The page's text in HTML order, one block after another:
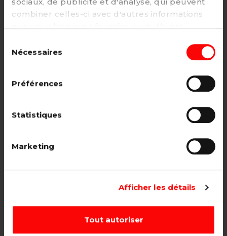
combiner celles-ci avec d'autres informations
services. Vous pouvez à tout moment modifier
politique
duNécessaires
Préférences
Statistiques
Marketing
Afficher les détails
Tout autoriser
2€ - Paiement mensuel
Adhésion étudiant, pensionné, en
Adhésion étudiant, pensionné, en